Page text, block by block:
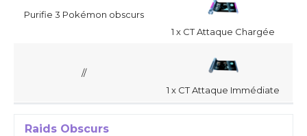
Purifie 3 Pokémon obscurs
1 x CT Attaque Chargée
//
1 x CT Attaque Immédiate
Raids Obscurs